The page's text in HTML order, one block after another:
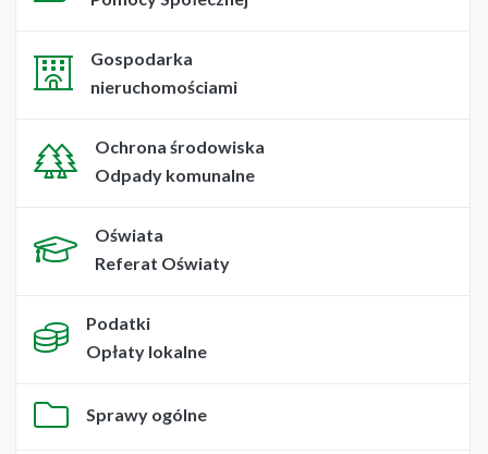
Gospodarka
nieruchomościami
Ochrona środowiska
Odpady komunalne
Oświata
Referat Oświaty
Podatki
Opłaty lokalne
Sprawy ogólne